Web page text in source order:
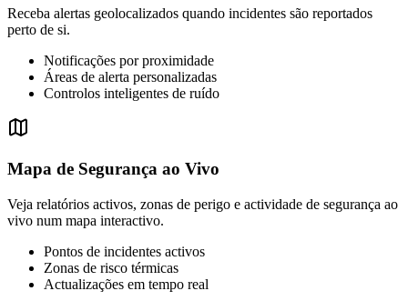
Receba alertas geolocalizados quando incidentes são reportados
perto de si.
Notificações por proximidade
Áreas de alerta personalizadas
Controlos inteligentes de ruído
Mapa de Segurança ao Vivo
Veja relatórios activos, zonas de perigo e actividade de segurança ao
vivo num mapa interactivo.
Pontos de incidentes activos
Zonas de risco térmicas
Actualizações em tempo real